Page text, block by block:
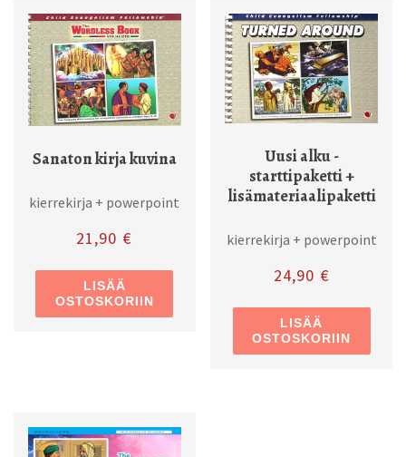
Sanaton kirja kuvina
kierrekirja + powerpoint
21,90€
LISÄÄ
OSTOSKORIIN
Uusi alku -
starttipaketti +
lisämateriaalipaketti
kierrekirja + powerpoint
24,90 €
LISÄÄ
OSTOSKORIIN